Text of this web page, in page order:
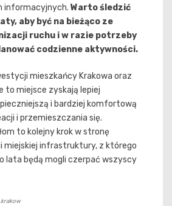
informacyjnych. Warto śledzić
aby być na bieżąco ze
ruchu i w razie potrzeby
codzienne aktywności.
mieszkańcy Krakowa oraz
to miejsce zyskają lepiej
i bardziej komfortową
i przemieszczania się.
to kolejny krok w stronę
miejskiej infrastruktury, z którego
lata będą mogli czerpać wszyscy